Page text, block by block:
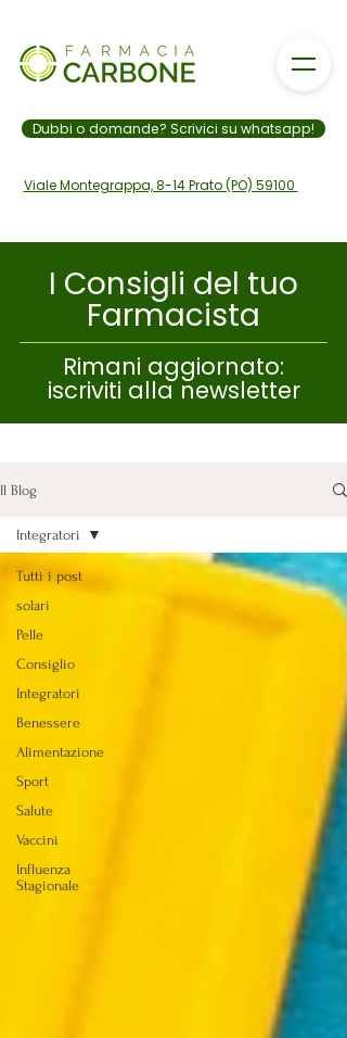
Dubbi o domande? Scrivici su whatsapp!
Viale Montegrappa, 8-14 Prato (PO) 59100
I Consigli del tuo
Farmacista
Rimani aggiornato:
iscriviti alla newsletter
Il Blog
Tutti i post
solari
Pelle
Consiglio
Integratori
Benessere
Alimentazione
Sport
Salute
Vaccini
Influenza
Stagionale
Integratori